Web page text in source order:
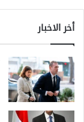
أخر الاخبار